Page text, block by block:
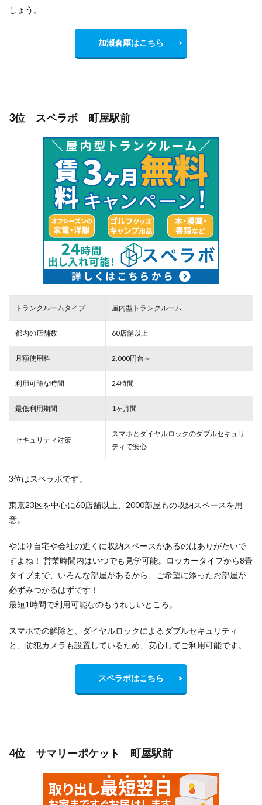
しょう。
加瀬倉庫はこちら
3位 スペラボ 町屋駅前
トランクルームタイプ 屋内型トランクルーム
都内の店舗数 60店舗以上
月額使用料 2,000円台～
利用可能な時間 24時間
最低利用期間 1ヶ月間
セキュリティ対策
スマホとダイヤルロックのダブルセキュリ
ティで安心
3位はスペラボです。
東京23区を中心に60店舗以上、2000部屋もの収納スペースを用
意。
やはり自宅や会社の近くに収納スペースがあるのはありがたいで
すよね！ 営業時間内はいつでも見学可能。ロッカータイプから8畳
タイプまで、いろんな部屋があるから、ご希望に添ったお部屋が
必ずみつかるはずです！
最短1時間で利用可能なのもうれしいところ。
スマホでの解除と、ダイヤルロックによるダブルセキュリティ
と、防犯カメラも設置しているため、安心してご利用可能です。
スペラボはこちら
4位 サマリーポケット 町屋駅前